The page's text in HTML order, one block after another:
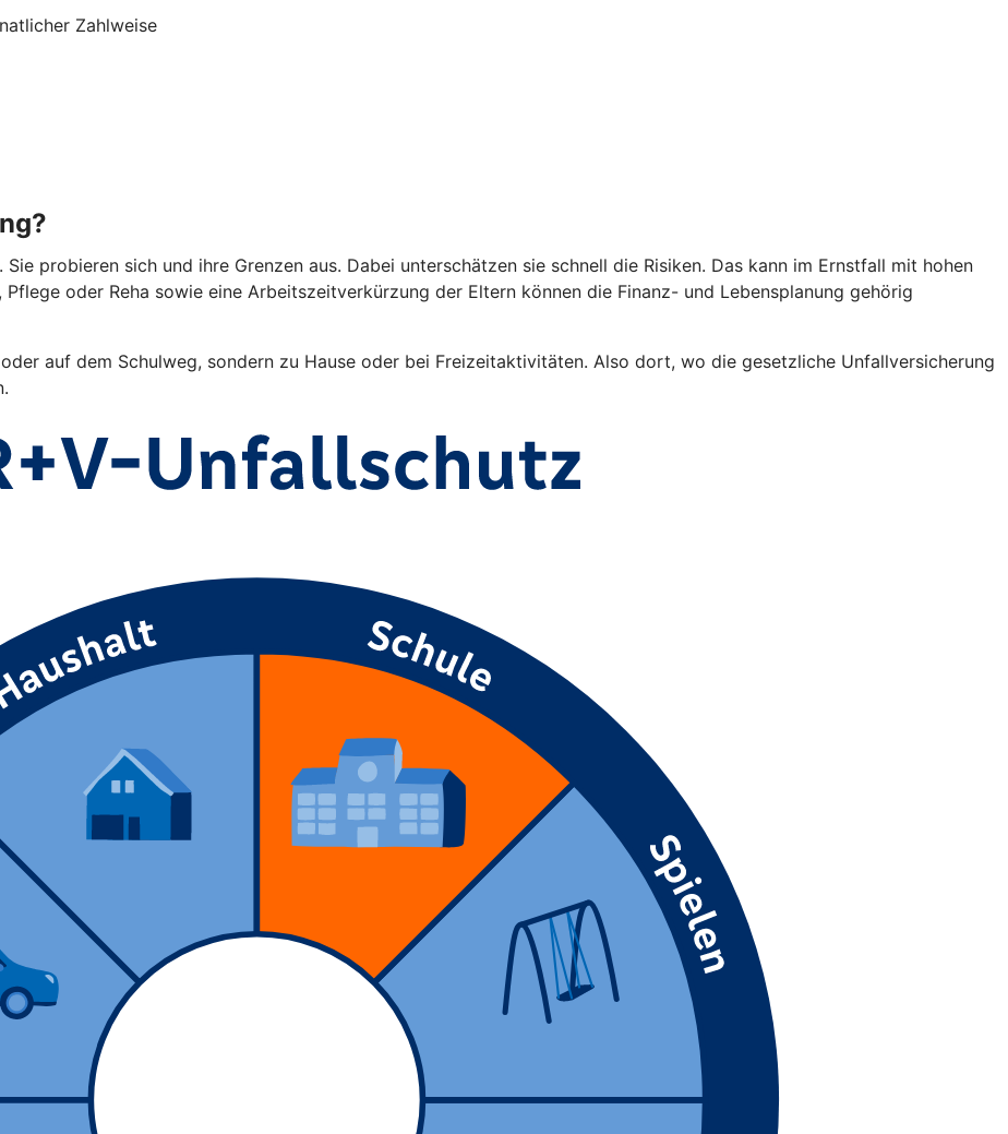
Zahlweise
probieren sich und ihre Grenzen aus. Dabei unterschätzen sie schnell die Risiken. Das kann im Ernstfall mit hohen
oder Reha sowie eine Arbeitszeitverkürzung der Eltern können die Finanz- und Lebensplanung gehörig
auf dem Schulweg, sondern zu Hause oder bei Freizeitaktivitäten. Also dort, wo die gesetzliche Unfallversicherung